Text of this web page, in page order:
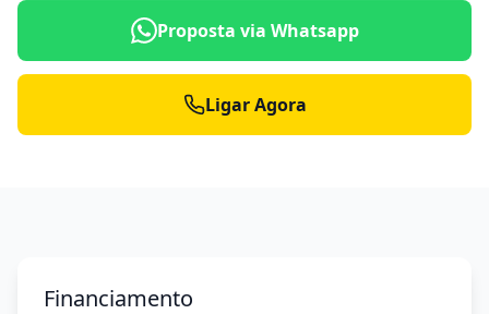
Proposta via Whatsapp
Ligar Agora
Financiamento